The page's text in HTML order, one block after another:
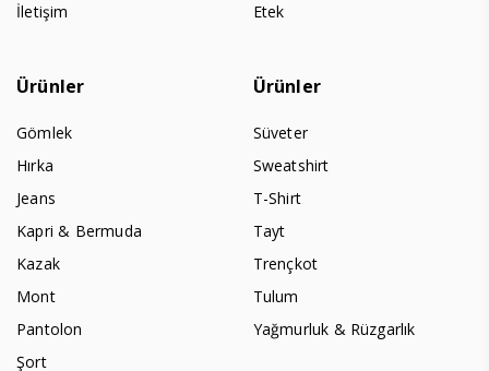
İletişim
Etek
Ürünler
Gömlek
Hırka
Jeans
Kapri & Bermuda
Kazak
Mont
Pantolon
Şort
Ürünler
Süveter
Sweatshirt
T-Shirt
Tayt
Trençkot
Tulum
Yağmurluk & Rüzgarlık